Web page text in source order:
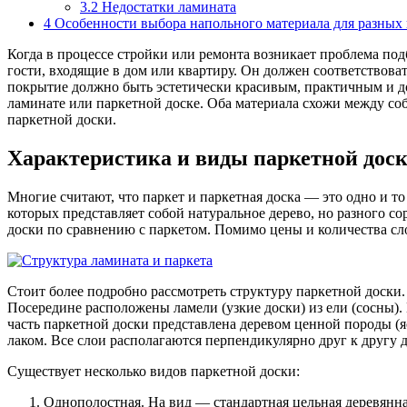
3.2 Недостатки ламината
4 Особенности выбора напольного материала для
Когда в процессе стройки или ремонта возникает проблема
гости, входящие в дом или квартиру. Он должен
покрытие должно быть эстетически красивым, практичным и
ламинате или паркетной доске. Оба материала схожи между
паркетной доски.
Характеристика и виды паркетной
Многие считают, что паркет и паркетная доска — это одно и
которых представляет собой натуральное дерево, но
доски по сравнению с паркетом. Помимо цены и количества
Стоит более подробно рассмотреть структуру паркетной
Посередине расположены ламели (узкие доски) из ели
часть паркетной доски представлена деревом ценной
лаком. Все слои располагаются перпендикулярно друг к другу
Существует несколько видов паркетной доски:
Однополостная. На вид — стандартная цельная